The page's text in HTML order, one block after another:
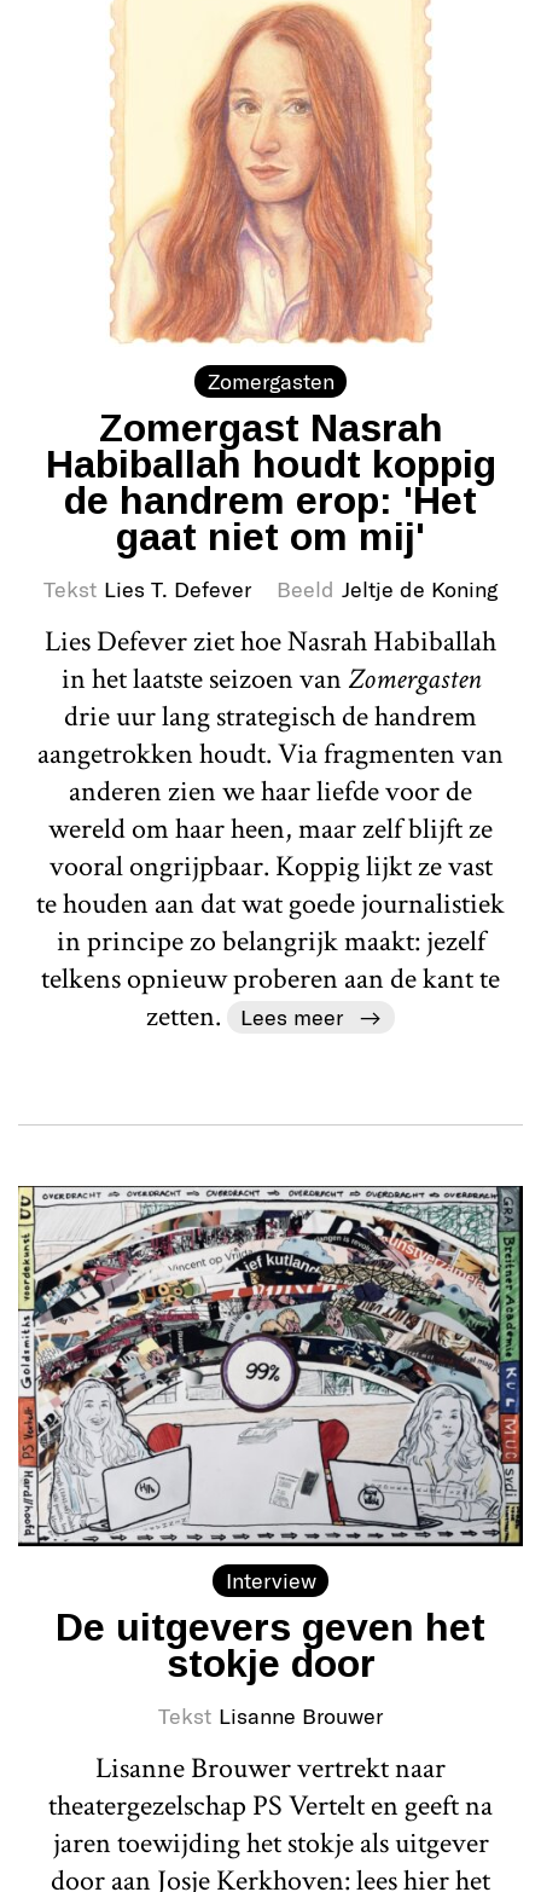
Zomergasten
Zomergast Nasrah
Habiballah houdt koppig
de handrem erop: 'Het
gaat niet om mij'
Tekst Lies T. Defever Beeld Jeltje de Koning
Lies Defever ziet hoe Nasrah Habiballah
in het laatste seizoen vanZomergasten
drie uur lang strategisch de handrem
aangetrokken houdt. Via fragmenten van
anderen zien we haar liefde voor de
wereld om haar heen, maar zelf blijft ze
vooral ongrijpbaar. Koppig lijkt ze vast
te houden aan dat wat goede journalistiek
in principe zo belangrijk maakt: jezelf
telkens opnieuw proberen aan de kant te
zetten.
Lees meer
Interview
De uitgevers geven het
stokje door
Tekst Lisanne Brouwer
Lisanne Brouwer vertrekt naar
theatergezelschap PS Vertelt en geeft na
jaren toewijding het stokje als uitgever
door aan Josje Kerkhoven: lees hier het